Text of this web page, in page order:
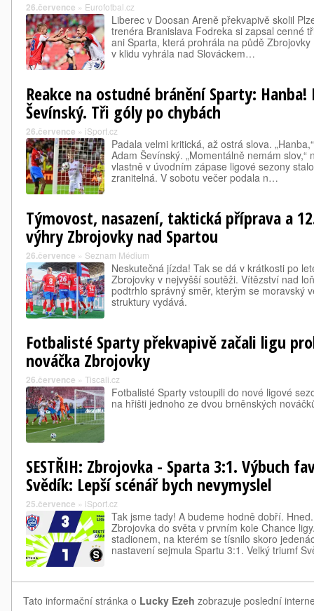
26.července » Eurofotbal.cz
Liberec v Doosan Areně překvapivě skolil
trenéra Branislava Fodreka si zapsal cenné
ani Sparta, která prohrála na půdě
v klidu vyhrála nad Slováckem…
Reakce na ostudné bránění Sparty:
Ševínský. Tři góly po chybách
26.července » iSport.cz
Padala velmi kritická, až ostrá slova.
Adam Ševínský. „Momentálně nemám
vlastně v úvodním zápase ligové sezony
zranitelná. V sobotu večer podala n…
Týmovost, nasazení, taktická příprava a
výhry Zbrojovky nad Spartou
26.července » Seznam Médium
Neskutečná jízda! Tak se dá v krátkosti po
Zbrojovky v nejvyšší soutěži. Vítězství nad
podtrhlo správný směr, kterým se moravský
struktury vydává.
Fotbalisté Sparty překvapivě začali ligu
nováčka Zbrojovky
26.července » Tiscali.cz
Fotbalisté Sparty vstoupili do nové ligové
na hřišti jednoho ze dvou brněnských
SESTŘIH: Zbrojovka - Sparta 3:1. Výbuch
Svědík: Lepší scénář bych nevymyslel
25.července » iSport.cz
Tak jsme tady! A budeme hodně dobří.
Zbrojovka do světa v prvním kole Chance
stadionem, na kterém se tísnilo skoro
nastavení sejmula Spartu 3:1. Velký triumf
Tato informační stránka o Lucky Ezeh zobrazuje poslední